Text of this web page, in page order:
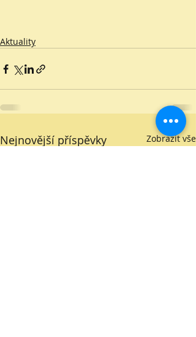
Aktuality
Nejnovější příspěvky Zobrazit vše